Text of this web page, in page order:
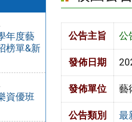
年度藝
榜單&新
資優班
公告主旨 公
發佈日期
發佈單位 藝
公告類別 最